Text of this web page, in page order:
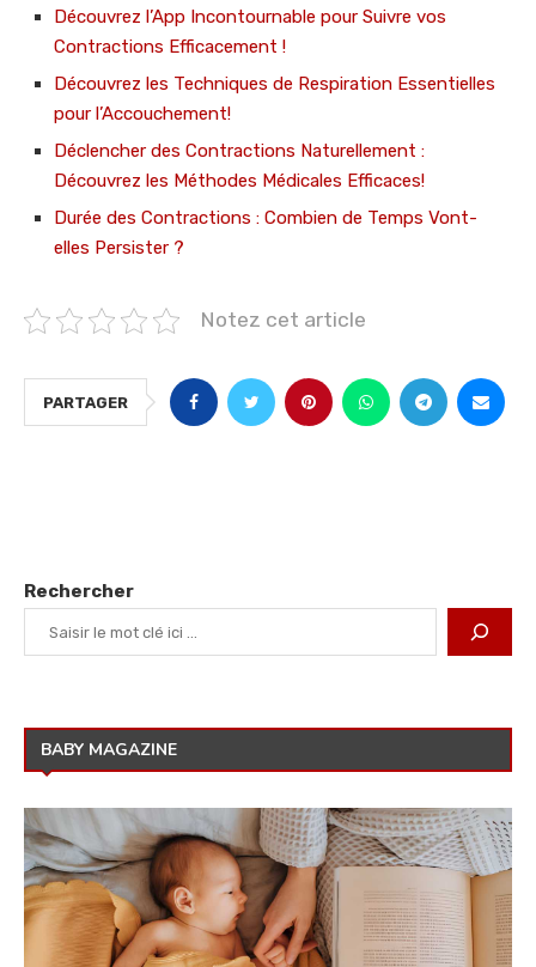
Découvrez l’App Incontournable pour Suivre vos
Contractions Efficacement !
Découvrez les Techniques de Respiration Essentielles
pour l’Accouchement!
Déclencher des Contractions Naturellement :
Découvrez les Méthodes Médicales Efficaces!
Durée des Contractions : Combien de Temps Vont-
elles Persister ?
Notez cet article
PARTAGER
Rechercher
BABY MAGAZINE